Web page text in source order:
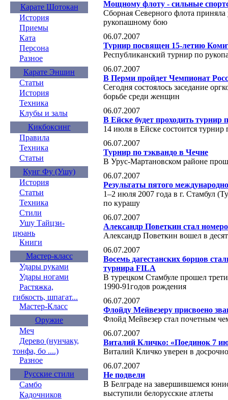
Карате Шотокан
История
Приемы
Ката
Персона
Разное
Карате Эншин
Статьи
История
Техника
Клубы и залы
Кикбоксинг
Правила
Техника
Статьи
Кунг Фу (Ушу)
История
Статьи
Техника
Стили
Ушу Тайцзи-
цюань
Книги
Мастер-класс
Удары руками
Удары ногами
Растяжка,
гибкость, шпагат...
Мастер-Класс
Оружие
Меч
Дерево (нунчаку,
тонфа, бо ....)
Разное
Русские стили
Самбо
Кадочников
Мощному флоту - сильные
Сборная Северного флота
рукопашному бою
06.07.2007
Турнир посвящен 15-летию
Республиканский турнир по
06.07.2007
В Перми пройдет Чемпионат
Сегодня состоялось заседание
борьбе среди женщин
06.07.2007
В Ейске будет проходить турнир
14 июля в Ейске состоится турнир
06.07.2007
Турнир по тэквандо в Чечне
В Урус-Мартановском районе
06.07.2007
Результаты пятого
1–2 июля 2007 года в г. Стамбул
по курашу
06.07.2007
Александр Поветкин стал
Александр Поветкин вошел в
06.07.2007
Восемь дагестанских борцов
турнира FILA
В турецком Стамбуле прошел
1990-91годов рождения
06.07.2007
Флойду Мейвезеру присвоено
Флойд Мейвезер стал почетным
06.07.2007
Виталий Кличко: «Поединок 7
Виталий Кличко уверен в
06.07.2007
Не подвели
В Белграде на завершившемся
выступили белорусские атлеты